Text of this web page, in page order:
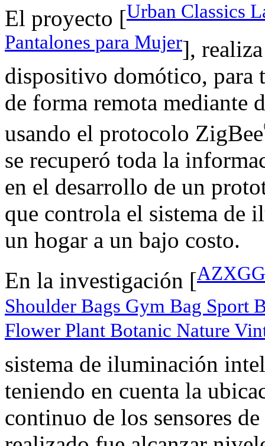
El proyecto [Urban Classics
Pantalones para Mujer],
dispositivo domótico, para
de forma remota mediante
usando el protocolo ZigBee
se recuperó toda la
en el desarrollo de un
que controla el sistema de
un hogar a un bajo costo.
En la investigación [
Shoulder Bags Gym Bag Sport
Flower Plant Botanic Nature
sistema de iluminación
teniendo en cuenta la
continuo de los sensores